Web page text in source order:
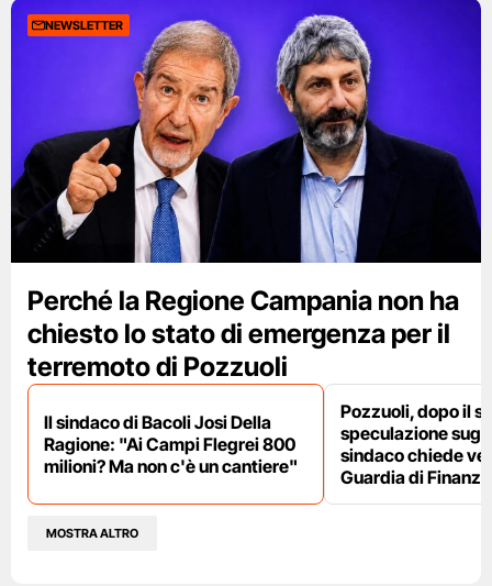
NEWSLETTER
Perché la Regione Campania non ha
chiesto lo stato di emergenza per il
terremoto di Pozzuoli
Il sindaco di Bacoli Josi Della
Ragione: "Ai Campi Flegrei 800
milioni? Ma non c'è un cantiere"
Pozzuoli, dopo il
speculazione
sindaco chiede
Guardia di Finanza
MOSTRA ALTRO